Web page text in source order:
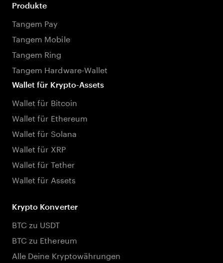
Produkte
Tangem Pay
Tangem Mobile
Tangem Ring
Tangem Hardware-Wallet
Wallet für Krypto-Assets
Wallet für Bitcoin
Wallet für Ethereum
Wallet für Solana
Wallet für XRP
Wallet für Tether
Wallet für Assets
Krypto Konverter
BTC zu USDT
BTC zu Ethereum
Alle Deine Kryptowährungen